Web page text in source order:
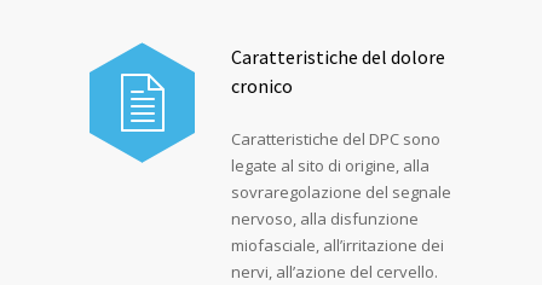
Caratteristiche del dolore
cronico
Caratteristiche del DPC sono
legate al sito di origine, alla
sovraregolazione del segnale
nervoso, alla disfunzione
miofasciale, all’irritazione dei
nervi, all’azione del cervello.